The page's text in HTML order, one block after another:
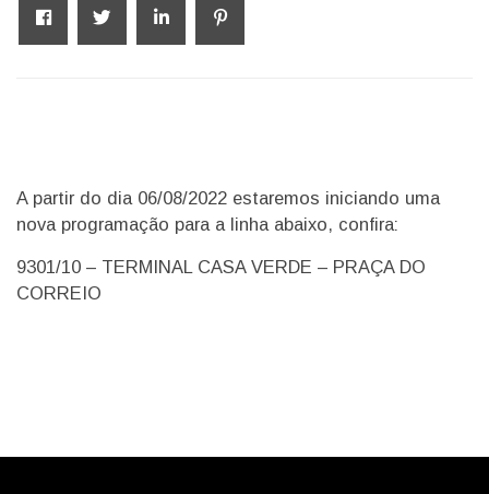
A partir do dia 06/08/2022 estaremos iniciando uma
nova programação para a linha abaixo, confira:
9301/10 – TERMINAL CASA VERDE – PRAÇA DO
CORREIO